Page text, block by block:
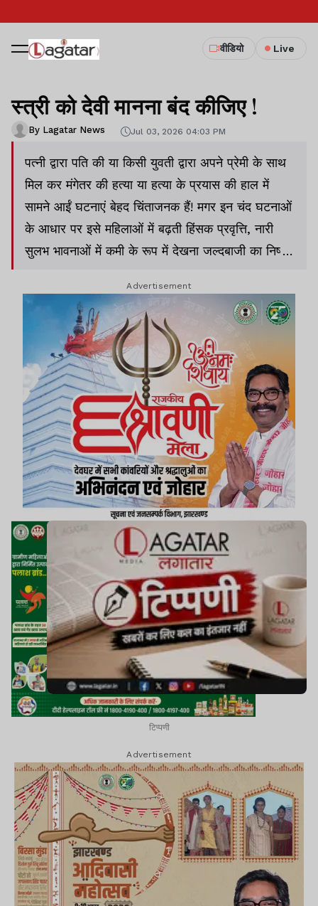
वीडियो Live
स्त्री को देवी मानना बंद कीजिए !
By Lagatar News Jul 03, 2026 04:03 PM
पत्नी द्वारा पति की या किसी युवती द्वारा अपने प्रेमी के साथ
मिल कर मंगेतर की हत्या या हत्या के प्रयास की हाल में
सामने आईं घटनाएं बेहद चिंताजनक हैं! मगर इन चंद घटनाओं
के आधार पर इसे महिलाओं में बढ़ती हिंसक प्रवृत्ति, नारी
सुलभ भावनाओं में कमी के रूप में देखना जल्दबाजी का निष्कर्ष
और भूल गये कि वह भी एक सामान्य इंसान है! स्त्री हो या
पुरूष दोनों में एक समान भावनाएं, अच्छाई और बुराई हो
सकती है. समाज के बदलते हालात के साथ उसमें भी अच्छा
या नकारात्मक बदलाव हो सकता है!
Advertisement
टिप्पणी
Advertisement